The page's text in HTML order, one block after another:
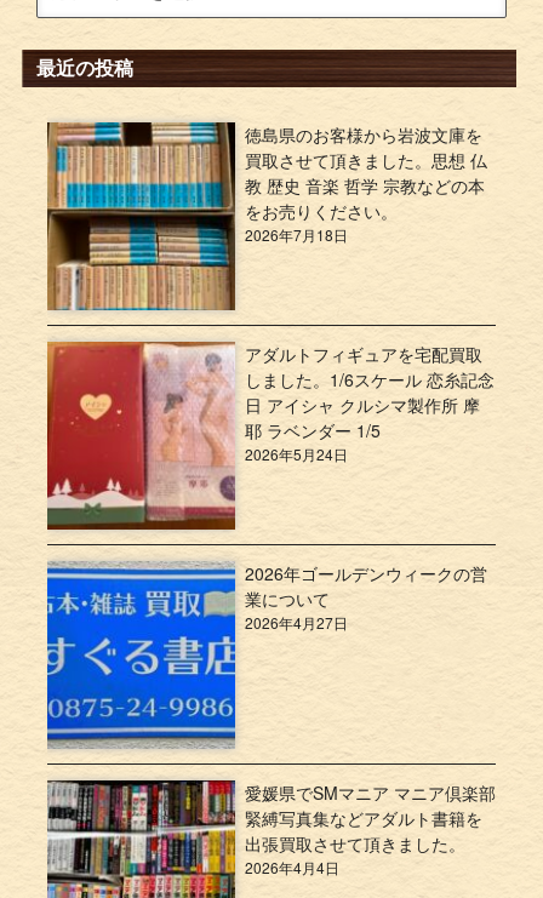
最近の投稿
徳島県のお客様から岩波文庫を
買取させて頂きました。思想 仏
教 歴史 音楽 哲学 宗教などの本
をお売りください。
2026年7月18日
アダルトフィギュアを宅配買取
しました。1/6スケール 恋糸記念
日 アイシャ クルシマ製作所 摩
耶 ラベンダー 1/5
2026年5月24日
2026年ゴールデンウィークの営
業について
2026年4月27日
愛媛県でSMマニア マニア倶楽部
緊縛写真集などアダルト書籍を
出張買取させて頂きました。
2026年4月4日